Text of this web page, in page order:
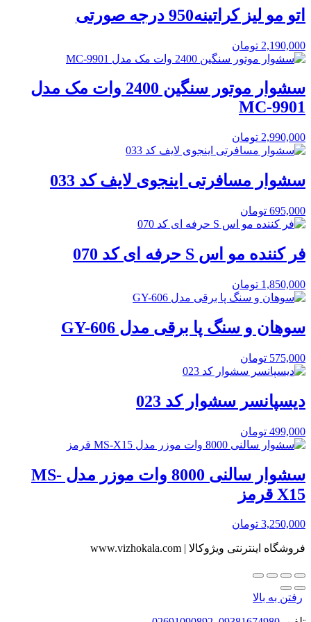
اتو مو لیز کراتینه950 درجه صورتی
2,190,000 تومان
سشوار موتور سنگین 2400 وات مک مدل
MC-9901
2,990,000 تومان
سشوار مسافرتی اینجوی لایف کد 033
695,000 تومان
فر کننده مو اس S حرفه ای کد 070
1,850,000 تومان
سوهان و سنگ پا برقی مدل GY-606
575,000 تومان
دیسپانسر سشوار کد 023
499,000 تومان
سشوار سالنی 8000 وات موزر مدل MS-
X15 قرمز
3,250,000 تومان
فروشگاه اینترنتی ویژوکالا | www.vizhokala.com
رفتن به بالا